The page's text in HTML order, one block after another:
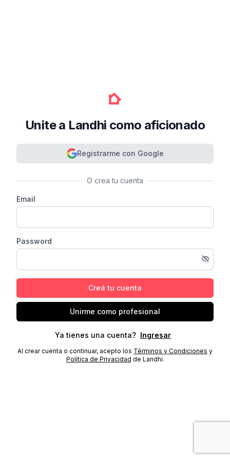
Unite a Landhi como aficionado
Registrarme con Google
O crea tu cuenta
Email
Password
Creá tu cuenta
Unirme como profesional
Ya tienes una cuenta? Ingresar
Al crear cuenta o continuar, acepto los Términos y Condiciones y
Política de Privacidad de Landhi.